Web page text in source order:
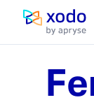
Pagina inicial